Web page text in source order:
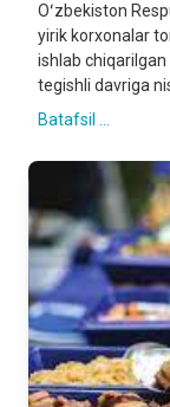
Oʻzbekiston
yirik korxonalar
ishlab
tegishli davriga
Batafsil ...